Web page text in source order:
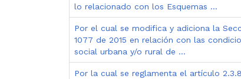
lo relacionado con los Esquemas ...
Por el cual se modifica y adiciona la
1077 de 2015 en relación con las
social urbana y/o rural de ...
Por la cual se reglamenta el artículo